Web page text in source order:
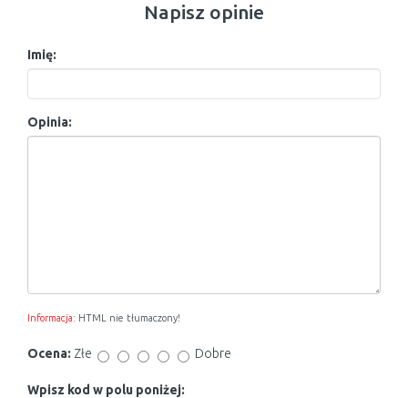
Napisz opinie
Imię:
Opinia:
Informacja: HTML nie tłumaczony!
Ocena: Złe Dobre
Wpisz kod w polu poniżej: